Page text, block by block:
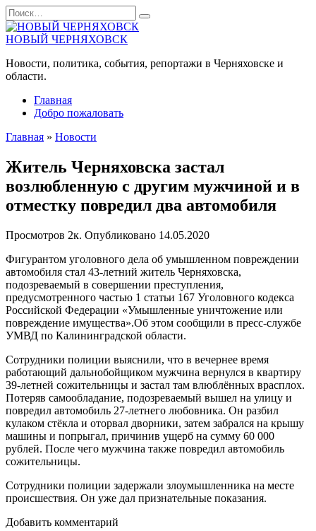
Перейти
к
содержанию
Search
for:
НОВЫЙ ЧЕРНЯХОВСК
Новости, политика, события, репортажи в Черняховске и
области.
Главная
Добро пожаловать
Главная » Новости
Житель Черняховска застал
возлюбленную с другим мужчиной и в
отместку повредил два автомобиля
Просмотров 2к. Опубликовано 14.05.2020
Фигурантом уголовного дела об умышленном повреждении
автомобиля стал 43-летний житель Черняховска,
подозреваемый в совершении преступления,
предусмотренного частью 1 статьи 167 Уголовного кодекса
Российской Федерации «Умышленные уничтожение или
повреждение имущества».Об этом сообщили в пресс-службе
УМВД по Калининградской области.
Сотрудники полиции выяснили, что в вечернее время
работающий дальнобойщиком мужчина вернулся в квартиру
39-летней сожительницы и застал там влюблённых врасплох.
Потеряв самообладание, подозреваемый вышел на улицу и
повредил автомобиль 27-летнего любовника. Он разбил
кулаком стёкла и оторвал дворники, затем забрался на крышу
машины и попрыгал, причинив ущерб на сумму 60 000
рублей. После чего мужчина также повредил автомобиль
сожительницы.
Сотрудники полиции задержали злоумышленника на месте
происшествия. Он уже дал признательные показания.
Добавить комментарий